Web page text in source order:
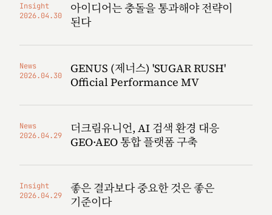
Insight
2026.04.30
아이디어는 충돌을 통과해야 전략이
된다
News
2026.04.30
GENUS (제너스) 'SUGAR RUSH'
Official Performance MV
News
2026.04.29
더크림유니언, AI 검색 환경 대응
GEO·AEO 통합 플랫폼 구축
Insight
2026.04.29
좋은 결과보다 중요한 것은 좋은
기준이다